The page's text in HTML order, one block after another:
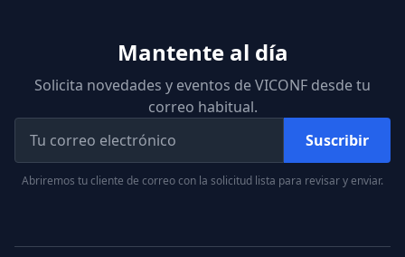
Mantente al día
Solicita novedades y eventos de VICONF desde tu
correo habitual.
Suscribir
Abriremos tu cliente de correo con la solicitud lista para revisar y enviar.